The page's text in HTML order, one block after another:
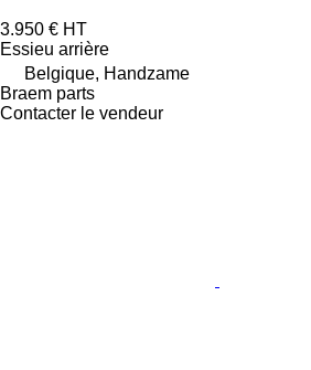
3.950 € HT
Essieu arrière
Belgique, Handzame
Braem parts
Contacter le vendeur